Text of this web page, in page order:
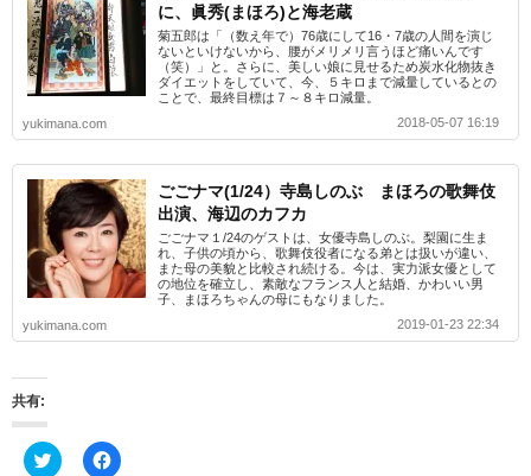
に、眞秀(まほろ)と海老蔵
菊五郎は「（数え年で）76歳にして16・7歳の人間を演じ
ないといけないから、腰がメリメリ言うほど痛いんです
（笑）」と。さらに、美しい娘に見せるため炭水化物抜き
ダイエットをしていて、今、５キロまで減量しているとの
ことで、最終目標は７～８キロ減量。
yukimana.com
2018-05-07 16:19
ごごナマ(1/24）寺島しのぶ まほろの歌舞伎
出演、海辺のカフカ
ごごナマ１/24のゲストは、女優寺島しのぶ。梨園に生ま
れ、子供の頃から、歌舞伎役者になる弟とは扱いが違い、
また母の美貌と比較され続ける。今は、実力派女優として
の地位を確立し、素敵なフランス人と結婚、かわいい男
子、まほろちゃんの母にもなりました。
yukimana.com
2019-01-23 22:34
共有:
ク F